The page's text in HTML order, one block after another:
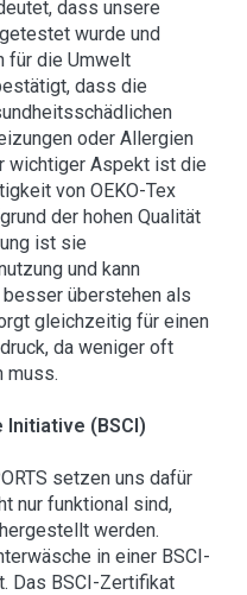
dass unsere
wurde und
für die Umwelt
dass die
oder Allergien
wichtiger Aspekt ist die
von OEKO-Tex
der hohen Qualität
ist sie
und kann
besser überstehen als
gleichzeitig für einen
da weniger oft
muss.
Initiative (BSCI)
setzen uns dafür
nur funktional sind,
werden.
in einer BSCI-
Das BSCI-Zertifikat